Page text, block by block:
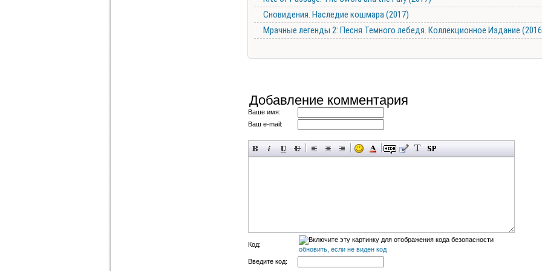
Сновидения. Наследие кошмара (2017)
Мрачные легенды 2: Песня Темного лебедя. Коллекционное Издание
Добавление комментария
Ваше имя:
Ваш e-mail:
Код:
обновить, если не виден код
Введите код: